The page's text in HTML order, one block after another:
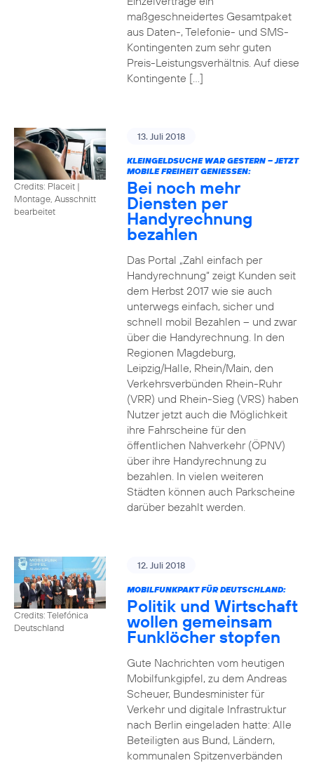
maßgeschneidertes Gesamtpaket
aus Daten-, Telefonie- und SMS-
Kontingenten zum sehr guten
Preis-Leistungsverhältnis. Auf diese
Kontingente […]
Credits: Placeit |
Montage, Ausschnitt
bearbeitet
13. Juli 2018
KLEINGELDSUCHE WAR GESTERN – JETZT
MOBILE FREIHEIT GENIESSEN:
Bei noch mehr
Diensten per
Handyrechnung
bezahlen
Das Portal „Zahl einfach per
Handyrechnung“ zeigt Kunden seit
dem Herbst 2017 wie sie auch
unterwegs einfach, sicher und
schnell mobil Bezahlen – und zwar
über die Handyrechnung. In den
Regionen Magdeburg,
Leipzig/Halle, Rhein/Main, den
Verkehrsverbünden Rhein-Ruhr
(VRR) und Rhein-Sieg (VRS) haben
Nutzer jetzt auch die Möglichkeit
ihre Fahrscheine für den
öffentlichen Nahverkehr (ÖPNV)
über ihre Handyrechnung zu
bezahlen. In vielen weiteren
Städten können auch Parkscheine
darüber bezahlt werden.
Credits: Telefónica
Deutschland
12. Juli 2018
MOBILFUNKPAKT FÜR DEUTSCHLAND:
Politik und Wirtschaft
wollen gemeinsam
Funklöcher stopfen
Gute Nachrichten vom heutigen
Mobilfunkgipfel, zu dem Andreas
Scheuer, Bundesminister für
Verkehr und digitale Infrastruktur
nach Berlin eingeladen hatte: Alle
Beteiligten aus Bund, Ländern,
kommunalen Spitzenverbänden